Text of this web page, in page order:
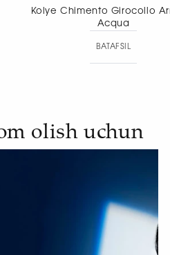
Armillas
Kolye Chimento
olish uchun